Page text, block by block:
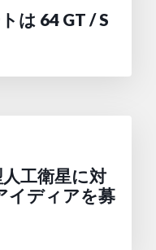
は 64 GT / S
工衛星に対
イディアを募